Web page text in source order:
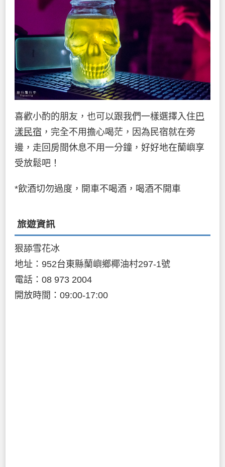
喜歡小酌的朋友，也可以跟我們一樣選擇入住 巴
漾民宿 ，完全不用擔心喝茫，因為民宿就在旁
邊，走回房間休息不用一分鐘，好好地在蘭嶼享
受放鬆吧！
*飲酒切勿過度，開車不喝酒，喝酒不開車
旅遊資訊
狠舔雪花冰
地址：952台東縣蘭嶼鄉椰油村297-1號
電話：08 973 2004
開放時間：09:00-17:00